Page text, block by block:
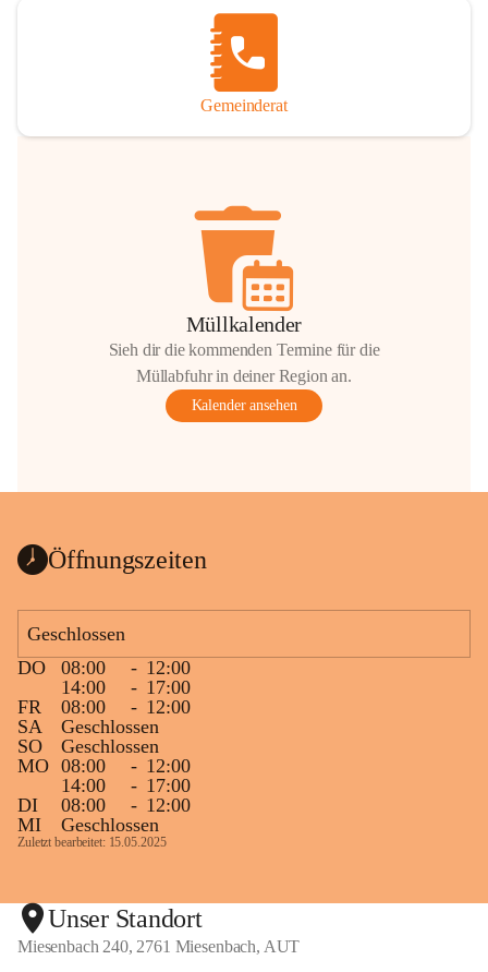
Gemeinderat
Müllkalender
Sieh dir die kommenden Termine für die
Müllabfuhr in deiner Region an.
Kalender ansehen
Öffnungszeiten
Geschlossen
DO
08:00 - 12:00
14:00
- 17:00
FR
08:00 - 12:00
SA
Geschlossen
SO
Geschlossen
MO 08:00 - 12:00
14:00
- 17:00
DI
08:00 - 12:00
MI
Geschlossen
Zuletzt bearbeitet: 15.05.2025
Unser Standort
Miesenbach 240, 2761 Miesenbach, AUT